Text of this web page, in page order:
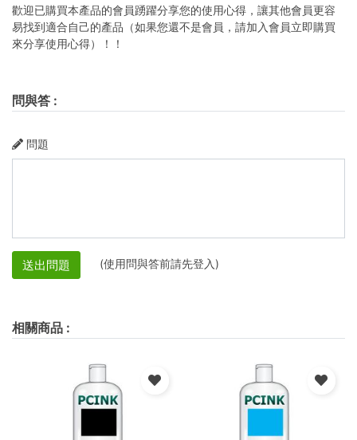
歡迎已購買本產品的會員踴躍分享您的使用心得，讓其他會員更容
易找到適合自己的產品（如果您還不是會員，請加入會員立即購買
來分享使用心得）！！
問與答 :
問題
送出問題 (使用問與答前請先登入)
相關商品 :